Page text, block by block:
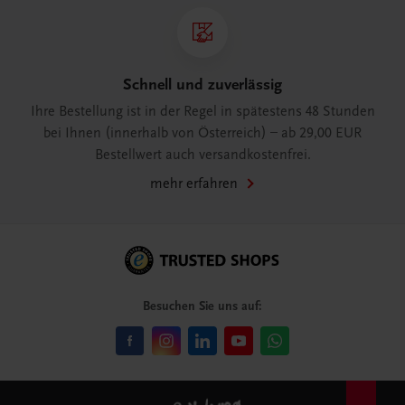
Schnell und zuverlässig
Ihre Bestellung ist in der Regel in spätestens 48 Stunden
bei Ihnen (innerhalb von Österreich) – ab 29,00 EUR
Bestellwert auch versandkostenfrei.
mehr erfahren
Besuchen Sie uns auf: